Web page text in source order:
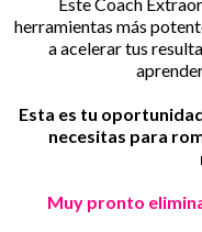
herramientas más
a acelerar tus
Esta es tu
necesitas para
Muy pronto